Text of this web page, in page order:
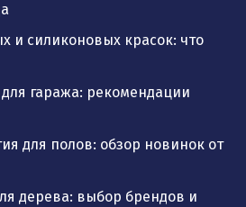
и силиконовых красок: что
гаража: рекомендации
для полов: обзор новинок от
дерева: выбор брендов и